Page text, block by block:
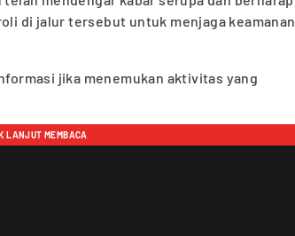
di jalur tersebut untuk menjaga keamanan
jika menemukan aktivitas yang